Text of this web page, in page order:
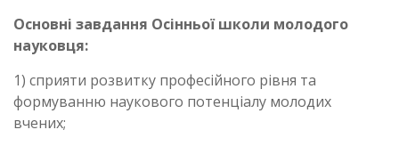
Основні завдання Осінньої школи молодого
науковця:
1) сприяти розвитку професійного рівня та
формуванню наукового потенціалу молодих
вчених;